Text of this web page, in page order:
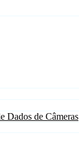
Dados de Câmeras